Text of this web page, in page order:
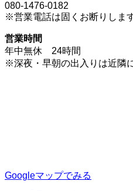
080-1476-0182
※営業電話は固くお断りしま
営業時間
年中無休 24時間
※深夜・早朝の出入りは近隣
Googleマップでみる